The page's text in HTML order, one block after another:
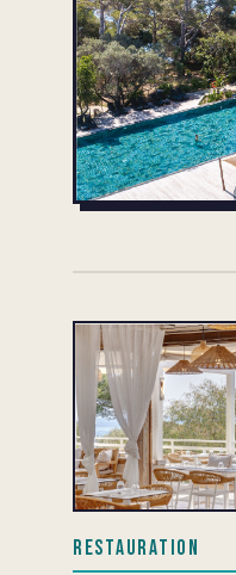
Restauration